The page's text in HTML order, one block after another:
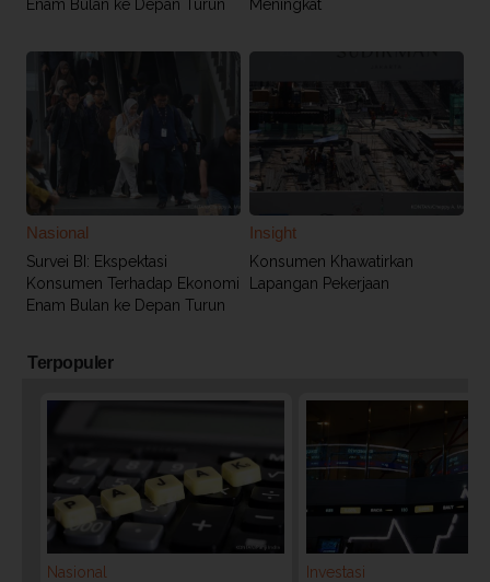
Enam Bulan ke Depan Turun Meningkat
Nasional
Survei BI: Ekspektasi
Konsumen Terhadap Ekonomi
Enam Bulan ke Depan Turun
Insight
Konsumen Khawatirkan
Lapangan Pekerjaan
Terpopuler
Nasional
Investasi